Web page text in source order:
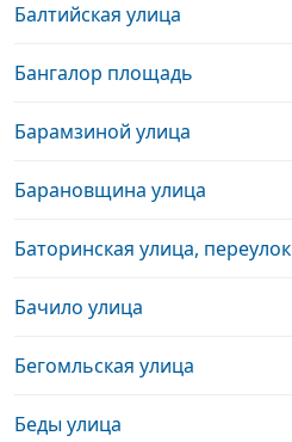
Балтийская улица
Бангалор площадь
Барамзиной улица
Барановщина улица
Баторинская улица, переулок
Бачило улица
Бегомльская улица
Беды улица